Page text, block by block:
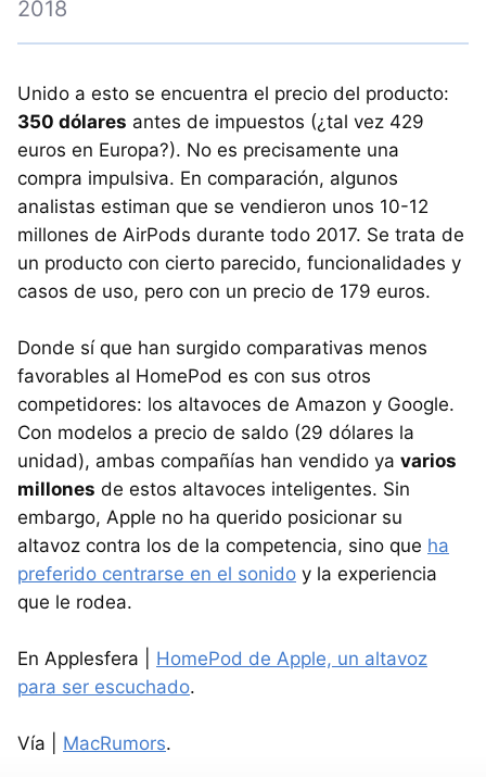
2018
Unido a esto se encuentra el precio del producto:
350 dólares antes de impuestos (¿tal vez 429
euros en Europa?). No es precisamente una
compra impulsiva. En comparación, algunos
analistas estiman que se vendieron unos 10-12
millones de AirPods durante todo 2017. Se trata de
un producto con cierto parecido, funcionalidades y
casos de uso, pero con un precio de 179 euros.
Donde sí que han surgido comparativas menos
favorables al HomePod es con sus otros
competidores: los altavoces de Amazon y Google.
Con modelos a precio de saldo (29 dólares la
unidad), ambas compañías han vendido ya varios
millones de estos altavoces inteligentes. Sin
embargo, Apple no ha querido posicionar su
altavoz contra los de la competencia, sino que ha
preferido centrarse en el sonido y la experiencia
que le rodea.
En Applesfera | HomePod de Apple, un altavoz
para ser escuchado.
Vía | MacRumors.